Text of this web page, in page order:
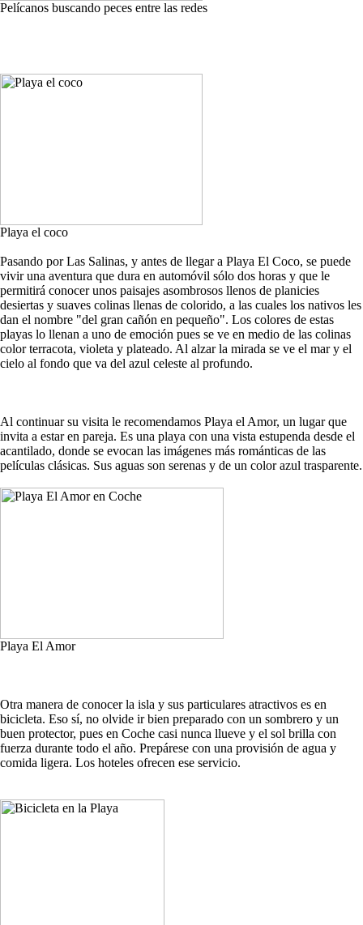
Pelícanos buscando peces entre las redes
Playa el coco
Pasando por Las Salinas, y antes de llegar a Playa El Coco, se puede
vivir una aventura que dura en automóvil sólo dos horas y que le
permitirá conocer unos paisajes asombrosos llenos de planicies
desiertas y suaves colinas llenas de colorido, a las cuales los nativos les
dan el nombre "del gran cañón en pequeño". Los colores de estas
playas lo llenan a uno de emoción pues se ve en medio de las colinas
color terracota, violeta y plateado. Al alzar la mirada se ve el mar y el
cielo al fondo que va del azul celeste al profundo.
Al continuar su visita le recomendamos Playa el Amor, un lugar que
invita a estar en pareja. Es una playa con una vista estupenda desde el
acantilado, donde se evocan las imágenes más románticas de las
películas clásicas. Sus aguas son serenas y de un color azul trasparente.
Playa El Amor
Otra manera de conocer la isla y sus particulares atractivos es en
bicicleta. Eso sí, no olvide ir bien preparado con un sombrero y un
buen protector, pues en Coche casi nunca llueve y el sol brilla con
fuerza durante todo el año. Prepárese con una provisión de agua y
comida ligera. Los hoteles ofrecen ese servicio.